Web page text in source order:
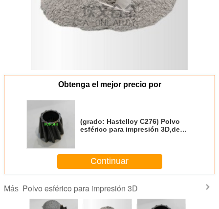
Obtenga el mejor precio por
(grado: Hastelloy C276) Polvo
esférico para impresión 3D,de
Continuar
Más Polvo esférico para impresión 3D